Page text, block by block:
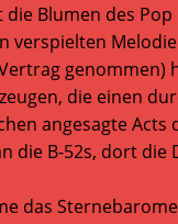
Blumen des
die einen
angesagte
B-52s, dort
das